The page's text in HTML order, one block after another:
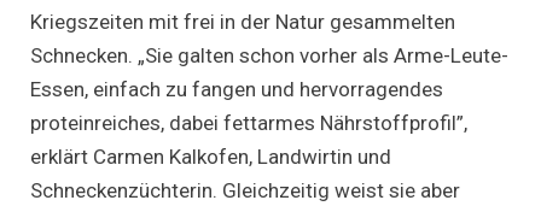
Kriegszeiten mit frei in der Natur gesammelten
Schnecken. „Sie galten schon vorher als Arme-Leute-
Essen, einfach zu fangen und hervorragendes
proteinreiches, dabei fettarmes Nährstoffprofil”,
erklärt Carmen Kalkofen, Landwirtin und
Schneckenzüchterin. Gleichzeitig weist sie aber